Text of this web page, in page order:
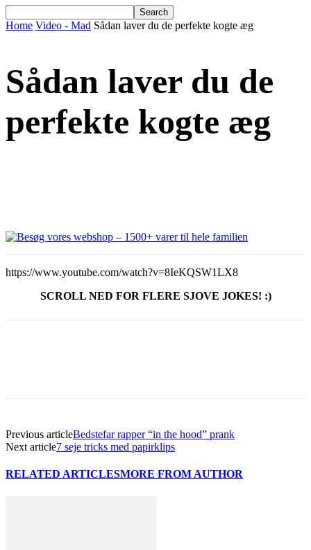
Home Video - Mad Sådan laver du de perfekte kogte æg
Sådan laver du de
perfekte kogte æg
https://www.youtube.com/watch?v=8IeKQSW1LX8
SCROLL NED FOR FLERE SJOVE JOKES! :)
Previous articleBedstefar rapper “in the hood” prank
Next article7 seje tricks med papirklips
RELATED ARTICLESMORE FROM AUTHOR